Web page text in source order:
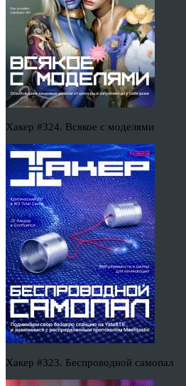
Хакер #324. Всякое с моделями
Хакер #323. Беспроводной самопал